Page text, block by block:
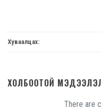
Хуваалцах:
ХОЛБООТОЙ
There are